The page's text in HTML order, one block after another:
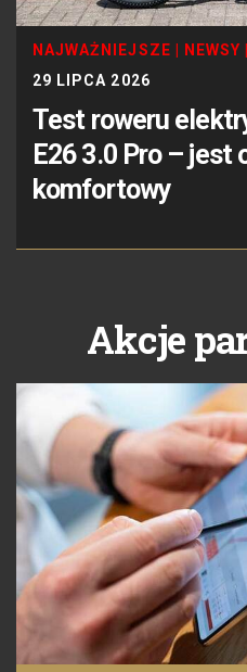
NAJWAŻNIEJSZE NEWSY
29 LIPCA 2026
Test roweru
E26 3.0 Pro – jest
komfortowy
Akcje